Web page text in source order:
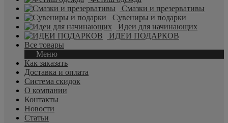
Смазки и презервативы
Сувениры и подарки
Идеи для начинающих
ИДЕИ ПОДАРКОВ
Все товары
Меню
Как заказать
Доставка и оплата
Система скидок
О компании
Контакты
Новости
Статьи